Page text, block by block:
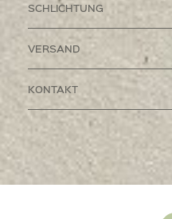
SCHLICHTUNG
VERSAND
KONTAKT